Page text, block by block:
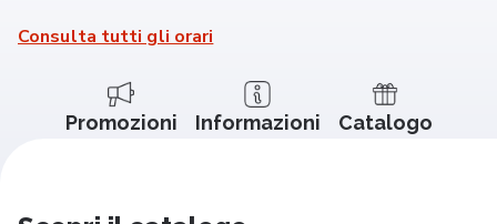
Consulta tutti gli orari
Promozioni Informazioni Catalogo